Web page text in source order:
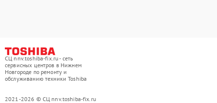
СЦ nnv.toshiba-fix.ru - сеть
сервисных центров в Нижнем
Новгороде по ремонту и
обслуживанию техники Toshiba
2021-2026 © СЦ nnv.toshiba-fix.ru